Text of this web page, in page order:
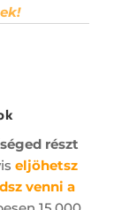
részt
eljöhetsz
venni a